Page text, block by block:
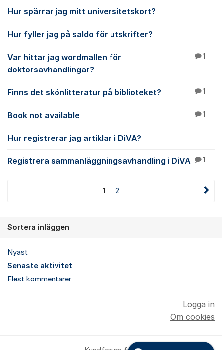
Hur spärrar jag mitt universitetskort?
Hur fyller jag på saldo för utskrifter?
Var hittar jag wordmallen för
doktorsavhandlingar?
1
Finns det skönlitteratur på biblioteket? 1
Book not available 1
Hur registrerar jag artiklar i DiVA?
Registrera sammanläggningsavhandling i DiVA 1
1 2
Sortera inläggen
Nyast
Senaste aktivitet
Flest kommentarer
Logga in
Om cookies